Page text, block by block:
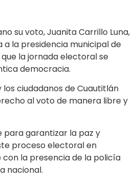
su voto, Juanita Carrillo Luna,
la presidencia municipal de
la jornada electoral se
democracia.
los ciudadanos de Cuautitlán
al voto de manera libre y
para garantizar la paz y
proceso electoral en
la presencia de la policía
nacional.